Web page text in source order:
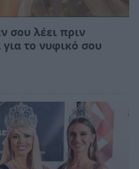
σου λέει πριν
για το νυφικό σου